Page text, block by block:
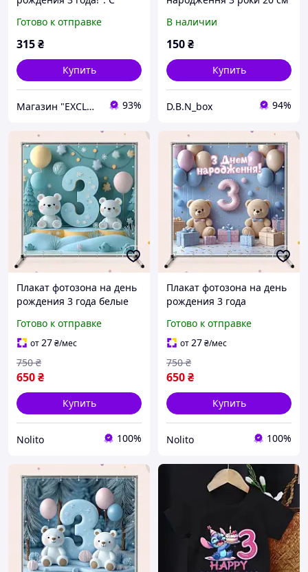
Готово к отправке
315₴
Купить
Магазин "EXCLUSIVE" - Оригинальные Подарки Для Всех 93%
В наличии
150₴
Купить
D.B.N_box 94%
Плакат фотозона на день
рождения 3 года белые
заснеженные елки
120х120 см, №43063
Готово к отправке
от27₴/мес
650₴
750 ₴
Купить
Nolito 100%
Плакат фотозона на день
рождения 3 года
шарики 120х120 см,
№43068
Готово к отправке
от27₴/мес
650₴
750 ₴
Купить
Nolito 100%